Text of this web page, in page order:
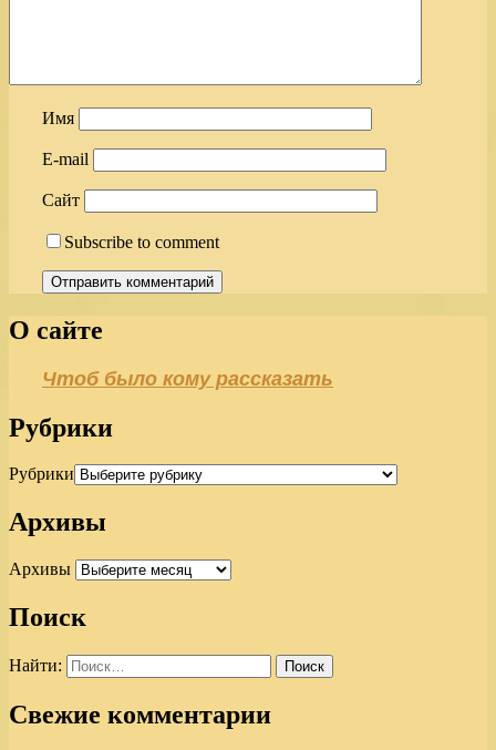
Имя
E-mail
Сайт
Subscribe to comment
О сайте
Чтоб было кому рассказать
Рубрики
Рубрики
Архивы
Архивы
Поиск
Найти:
Свежие комментарии